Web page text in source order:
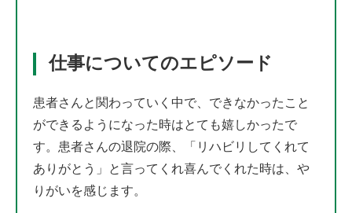
仕事についてのエピソード
患者さんと関わっていく中で、できなかったこと
ができるようになった時はとても嬉しかったで
す。患者さんの退院の際、「リハビリしてくれて
ありがとう」と言ってくれ喜んでくれた時は、や
りがいを感じます。